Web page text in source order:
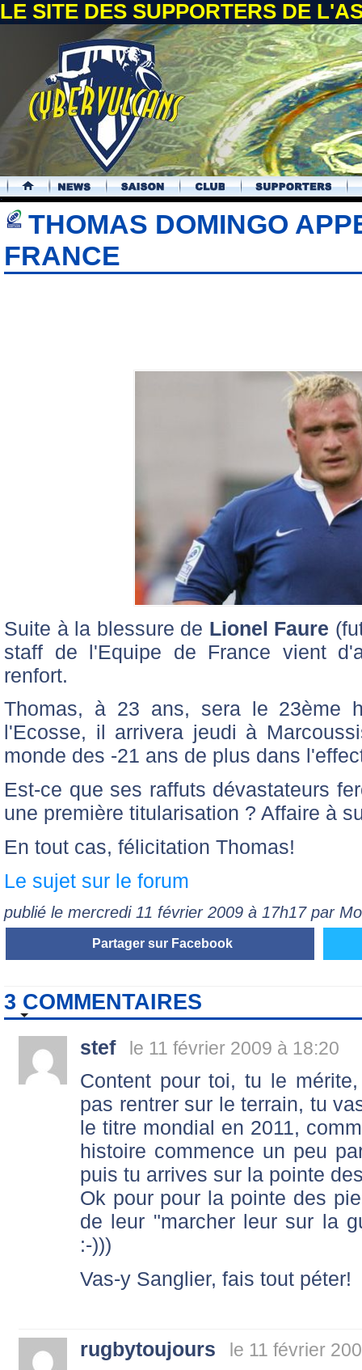
LE SITE DES SUPPORTERS DE
.
THOMAS DOMINGO
FRANCE
Suite à la blessure de Lionel Faure
staff de l'Equipe de France vient
renfort.
Thomas, à 23 ans, sera le 23ème
l'Ecosse, il arrivera jeudi à
monde des -21 ans de plus dans
Est-ce que ses raffuts dévastateurs
une première titularisation ? Affaire à
En tout cas, félicitation Thomas!
Le sujet sur le forum
publié le mercredi 11 février 2009 à 17h17 par
Partager sur Facebook
3 COMMENTAIRES
stef le 11 février 2009 à 18:20
Content pour toi, tu le
pas rentrer sur le terrain, tu
le titre mondial en 2011,
histoire commence un peu
puis tu arrives sur la pointe
Ok pour pour la pointe des
de leur "marcher leur sur la
:-)))
Vas-y Sanglier, fais tout péter!
rugbytoujours le 11 février